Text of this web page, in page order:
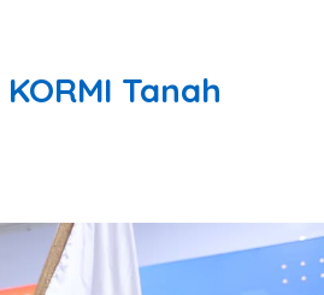
Tanah